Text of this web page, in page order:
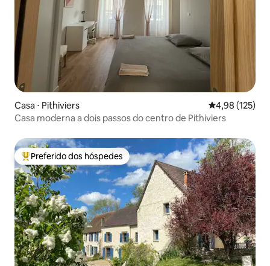
Casa ⋅ Pithiviers 4,98 de uma
4,98 (125)
Casa moderna a dois passos do centro de Pithiviers
Entre os melhores preferidos dos hóspedes
Preferido dos hóspedes